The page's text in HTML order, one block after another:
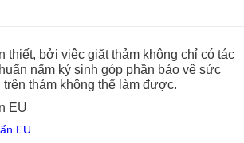
thiết, bởi việc giặt thảm không chỉ có tác
nấm ký sinh góp phần bảo vệ sức
thảm không thể làm được.
EU